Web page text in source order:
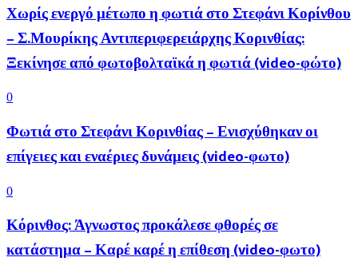
Χωρίς ενεργό μέτωπο η φωτιά στο Στεφάνι Κορίνθου
– Σ.Μουρίκης Αντιπεριφερειάρχης Κορινθίας:
Ξεκίνησε από φωτοβολταϊκά η φωτιά (video-φώτο)
0
Φωτιά στο Στεφάνι Κορινθίας – Ενισχύθηκαν οι
επίγειες και εναέριες δυνάμεις (video-φωτο)
0
Κόρινθος: Άγνωστος προκάλεσε φθορές σε
κατάστημα – Καρέ καρέ η επίθεση (video-φωτο)